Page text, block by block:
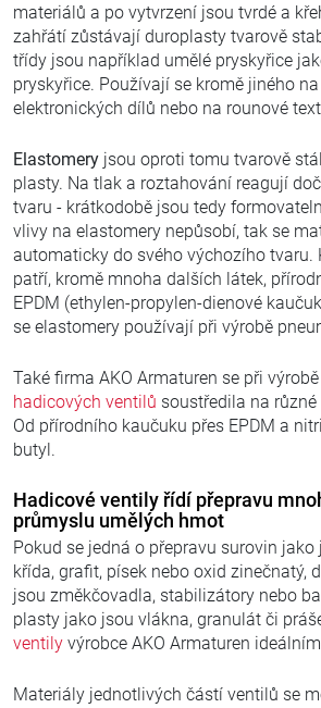
materiálů a po vytvrzení jsou tvrdé a
zahřátí zůstávají duroplasty tvarově
třídy jsou například umělé pryskyřice
pryskyřice. Používají se kromě jiného
elektronických dílů nebo na rounové
Elastomery jsou oproti tomu tvarově
plasty. Na tlak a roztahování reagují
tvaru - krátkodobě jsou tedy
vlivy na elastomery nepůsobí, tak se
automaticky do svého výchozího tvaru.
patří, kromě mnoha dalších látek,
EPDM (ethylen-propylen-dienové
se elastomery používají při výrobě
Také firma AKO Armaturen se při výrobě
hadicových ventilů soustředila na
Od přírodního kaučuku přes EPDM a
butyl.
Hadicové ventily řídí přepravu
průmyslu umělých hmot
Pokud se jedná o přepravu surovin jako
křída, grafit, písek nebo oxid zinečnatý,
jsou změkčovadla, stabilizátory nebo
plasty jako jsou vlákna, granulát či
ventily výrobce AKO Armaturen
Materiály jednotlivých částí ventilů se